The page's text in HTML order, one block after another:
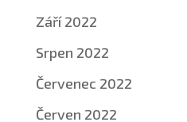
Září 2022
Srpen 2022
Červenec 2022
Červen 2022